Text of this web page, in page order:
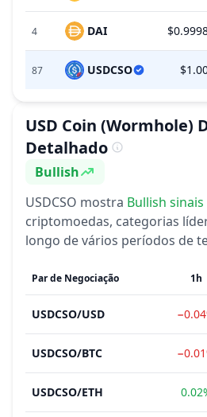
4 DAI
87 USDCSO
USD Coin (Wormhole)
Detalhado
Sentimento
Bullish
USDCSO mostra Bullish sinais
criptomoedas, categorias
longo de vários períodos de
Par de Negociação 1h
USDCSO/USD
USDCSO/BTC
USDCSO/ETH